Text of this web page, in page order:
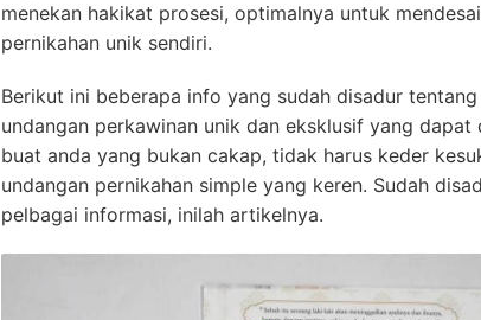
menekan hakikat prosesi, optimalnya untuk
pernikahan unik sendiri.
Berikut ini beberapa info yang sudah disadur
undangan perkawinan unik dan eksklusif yang
buat anda yang bukan cakap, tidak harus keder
undangan pernikahan simple yang keren. Sudah
pelbagai informasi, inilah artikelnya.